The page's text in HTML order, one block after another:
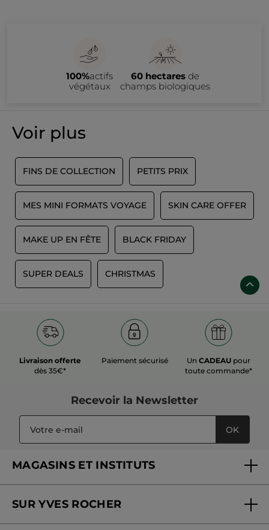
100%actifs
végétaux
60 hectares de
champs biologiques
Voir plus
FINS DE COLLECTION PETITS PRIX
MES MINI FORMATS VOYAGE SKIN CARE OFFER
MAKE UP EN FÊTE BLACK FRIDAY
SUPER DEALS CHRISTMAS
Livraison offerte
dès 35€*
Paiement sécurisé UnCADEAU pour
toute commande*
Recevoir la Newsletter
OK
MAGASINS ET INSTITUTS
Soins en institut
SUR YVES ROCHER